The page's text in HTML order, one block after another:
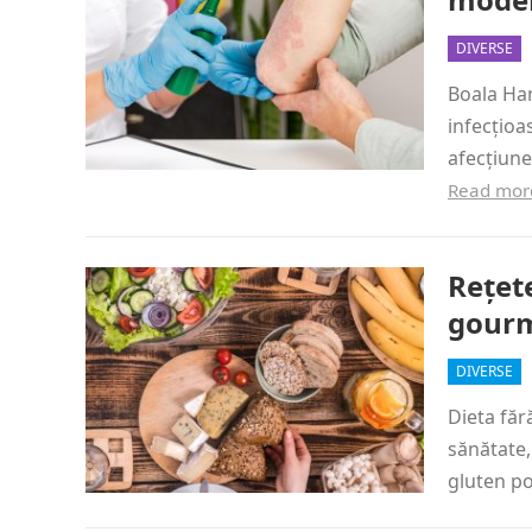
DIVERSE
Boala
Read
DIVERSE
Dieta
gluten